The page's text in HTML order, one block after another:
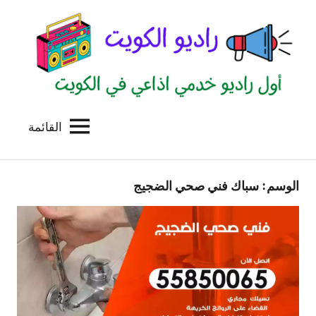
المحتوى
الكويت
للاعلانات
القائمة
الوسم: سباك فني صحي الضجيج